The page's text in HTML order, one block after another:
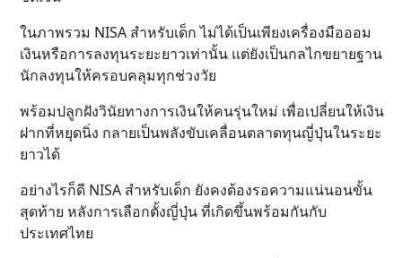
ในภาพรวม NISA สำหรับเด็ก ไม่ได้เป็นเพียงเครื่องมือออม
เงินหรือการลงทุนระยะยาวเท่านั้น แต่ยังเป็นกลไกขยายฐาน
นักลงทุนให้ครอบคลุมทุกช่วงวัย
พร้อมปลูกฝังวินัยทางการเงินให้คนรุ่นใหม่ เพื่อเปลี่ยนให้เงิน
ฝากที่หยุดนิ่ง กลายเป็นพลังขับเคลื่อนตลาดทุนญี่ปุ่นในระยะ
ยาวได้
อย่างไรก็ดี NISA สำหรับเด็ก ยังคงต้องรอความแน่นอนขั้น
สุดท้าย หลังการเลือกตั้งญี่ปุ่น ที่เกิดขึ้นพร้อมกันกับ
ประเทศไทย